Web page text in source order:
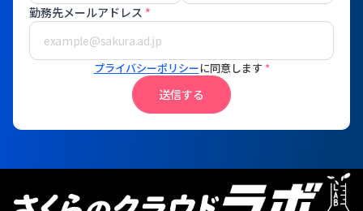
勤務先メールアドレス *
プライバシーポリシーに同意します *
送信する